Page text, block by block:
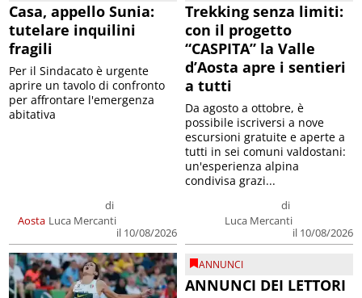
Casa, appello Sunia:
tutelare inquilini
fragili
Aosta
di
Luca Mercanti
il 10/08/2026
Per il Sindacato è urgente
aprire un tavolo di confronto
per affrontare l'emergenza
abitativa
Trekking senza limiti:
con il progetto
“CASPITA” la Valle
d’Aosta apre i sentieri
a tutti
di
Luca Mercanti
il 10/08/2026
Da agosto a ottobre, è
possibile iscriversi a nove
escursioni gratuite e aperte a
tutti in sei comuni valdostani:
un'esperienza alpina
condivisa grazi...
ANNUNCI
ANNUNCI DEI LETTORI